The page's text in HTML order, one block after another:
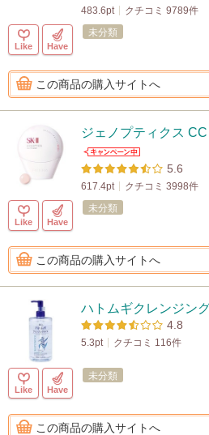
483.6pt クチコミ 9789件
Like Have
未分類
この商品の購入サイトへ
ジェノプティクス
5.6
617.4pt クチコミ 3998件
Like Have
未分類
この商品の購入サイトへ
ハトムギクレンジン
4.8
5.3pt クチコミ 116件
Like Have
未分類
この商品の購入サイトへ